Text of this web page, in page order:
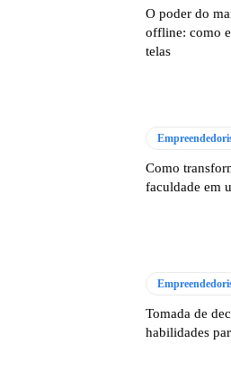
O poder do
offline: como
telas
Como
faculdade em
Tomada de
habilidades